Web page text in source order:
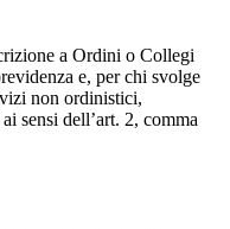
a Ordini o Collegi
e, per chi svolge
non ordinistici,
sensi dell’art. 2, comma